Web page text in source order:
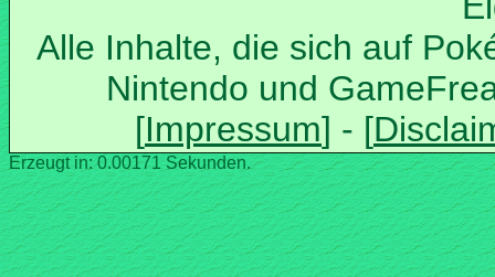
Alle Inhalte, die sich auf
Nintendo und
Erzeugt in: 0.00171 Sekunden.